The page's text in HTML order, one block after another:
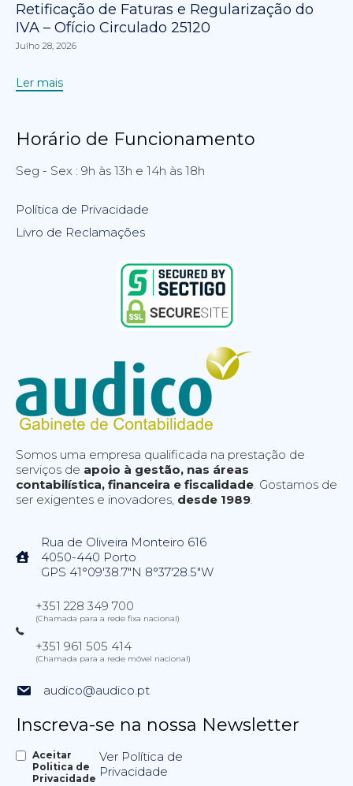
Retificação de Faturas e Regularização do
IVA – Ofício Circulado 25120
Julho 28, 2026
Ler mais
Horário de Funcionamento
Seg - Sex : 9h às 13h e 14h às 18h
Política de Privacidade
Livro de Reclamações
Somos uma empresa qualificada na prestação de
serviços de apoio à gestão, nas áreas
contabilística, financeira e fiscalidade . Gostamos de
ser exigentes e inovadores, desde 1989
Rua de Oliveira Monteiro 616
4050-440 Porto
GPS 41°09'38.7"N 8°37'28.5"W
+351 228 349 700
(Chamada para a rede fixa nacional)
+351 961 505 414
(Chamada para a rede móvel nacional)
audico@audico.pt
Inscreva-se na nossa Newsletter
Aceitar
Politica de
Privacidade
Ver Política de
Privacidade